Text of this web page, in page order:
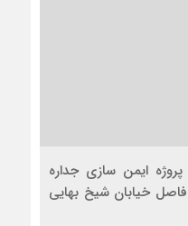
ایمن سازی جداره
خیابان شیخ بهایی